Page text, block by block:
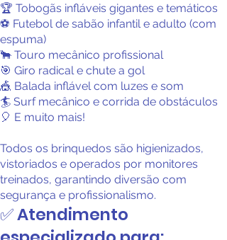
🏆 Tobogãs infláveis gigantes e temáticos
⚽ Futebol de sabão infantil e adulto (com
espuma)
🐂 Touro mecânico profissional
🎯 Giro radical e chute a gol
🎪 Balada inflável com luzes e som
🏄 Surf mecânico e corrida de obstáculos
🎈 E muito mais!
Todos os brinquedos são higienizados,
vistoriados e operados por monitores
treinados, garantindo diversão com
segurança e profissionalismo.
✅ Atendimento